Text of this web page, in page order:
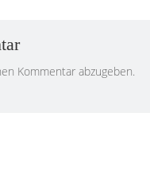
Kommentar abzugeben.